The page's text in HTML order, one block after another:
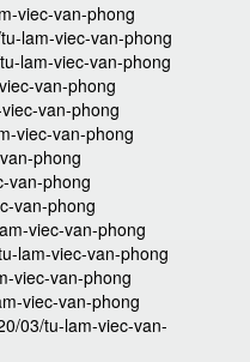
viec-van-phong
lam-viec-van-phong
lam-viec-van-phong
van-phong
van-phong
viec-van-phong
phong
van-phong
van-phong
viec-van-phong
lam-viec-van-phong
viec-van-phong
viec-van-phong
03/tu-lam-viec-van-